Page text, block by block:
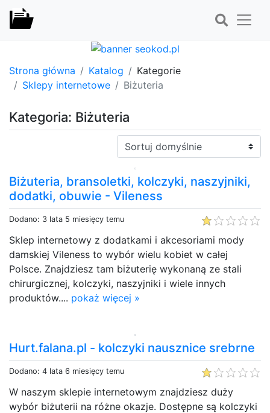
Strona główna Katalog
Kategorie
Sklepy internetowe
Biżuteria
Kategoria: Biżuteria
Sortuj:
Biżuteria, bransoletki, kolczyki, naszyjniki,
dodatki, obuwie - Vileness
Dodano: 3 lata 5 miesięcy temu
Sklep internetowy z dodatkami i akcesoriami mody
damskiej Vileness to wybór wielu kobiet w całej
Polsce. Znajdziesz tam biżuterię wykonaną ze stali
chirurgicznej, kolczyki, naszyjniki i wiele innych
produktów.... pokaż więcej »
Hurt.falana.pl - kolczyki nausznice srebrne
Dodano: 4 lata 6 miesięcy temu
W naszym sklepie internetowym znajdziesz duży
wybór biżuterii na różne okazje. Dostępne są kolczyki